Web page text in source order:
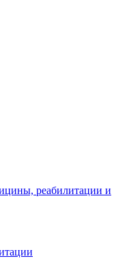
реабилитации и